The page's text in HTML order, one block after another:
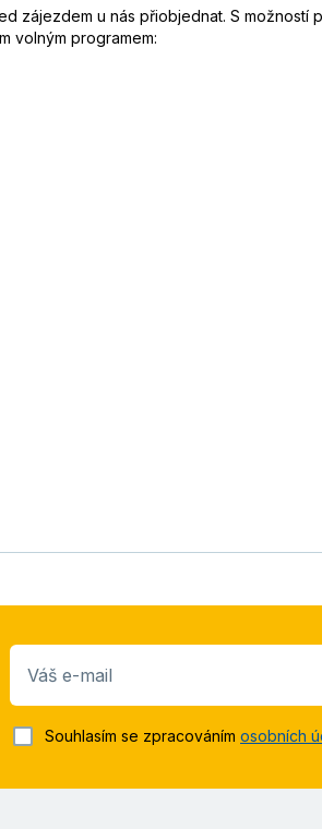
zájezdem u nás přiobjednat. S možností
volným programem:
Váš e-mail
Souhlasím se zpracováním osobních